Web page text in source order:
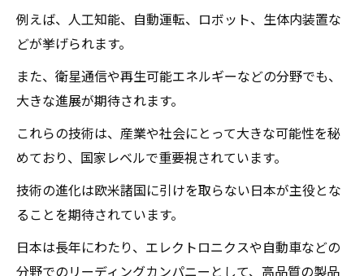
例えば、人工知能、自動運転、ロボット、生体内装置な
どが挙げられます。
また、衛星通信や再生可能エネルギーなどの分野でも、
大きな進展が期待されます。
これらの技術は、産業や社会にとって大きな可能性を秘
めており、国家レベルで重要視されています。
技術の進化は欧米諸国に引けを取らない日本が主役とな
ることを期待されています。
日本は長年にわたり、エレクトロニクスや自動車などの